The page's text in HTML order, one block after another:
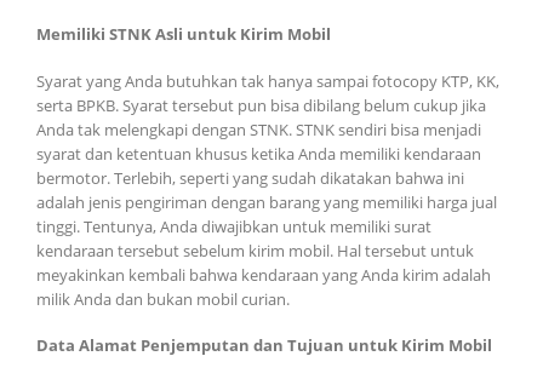
Memiliki STNK Asli untuk Kirim Mobil
Syarat yang Anda butuhkan tak hanya sampai fotocopy KTP, KK,
serta BPKB. Syarat tersebut pun bisa dibilang belum cukup jika
Anda tak melengkapi dengan STNK. STNK sendiri bisa menjadi
syarat dan ketentuan khusus ketika Anda memiliki kendaraan
bermotor. Terlebih, seperti yang sudah dikatakan bahwa ini
adalah jenis pengiriman dengan barang yang memiliki harga jual
tinggi. Tentunya, Anda diwajibkan untuk memiliki surat
kendaraan tersebut sebelum kirim mobil. Hal tersebut untuk
meyakinkan kembali bahwa kendaraan yang Anda kirim adalah
milik Anda dan bukan mobil curian.
Data Alamat Penjemputan dan Tujuan untuk Kirim Mobil